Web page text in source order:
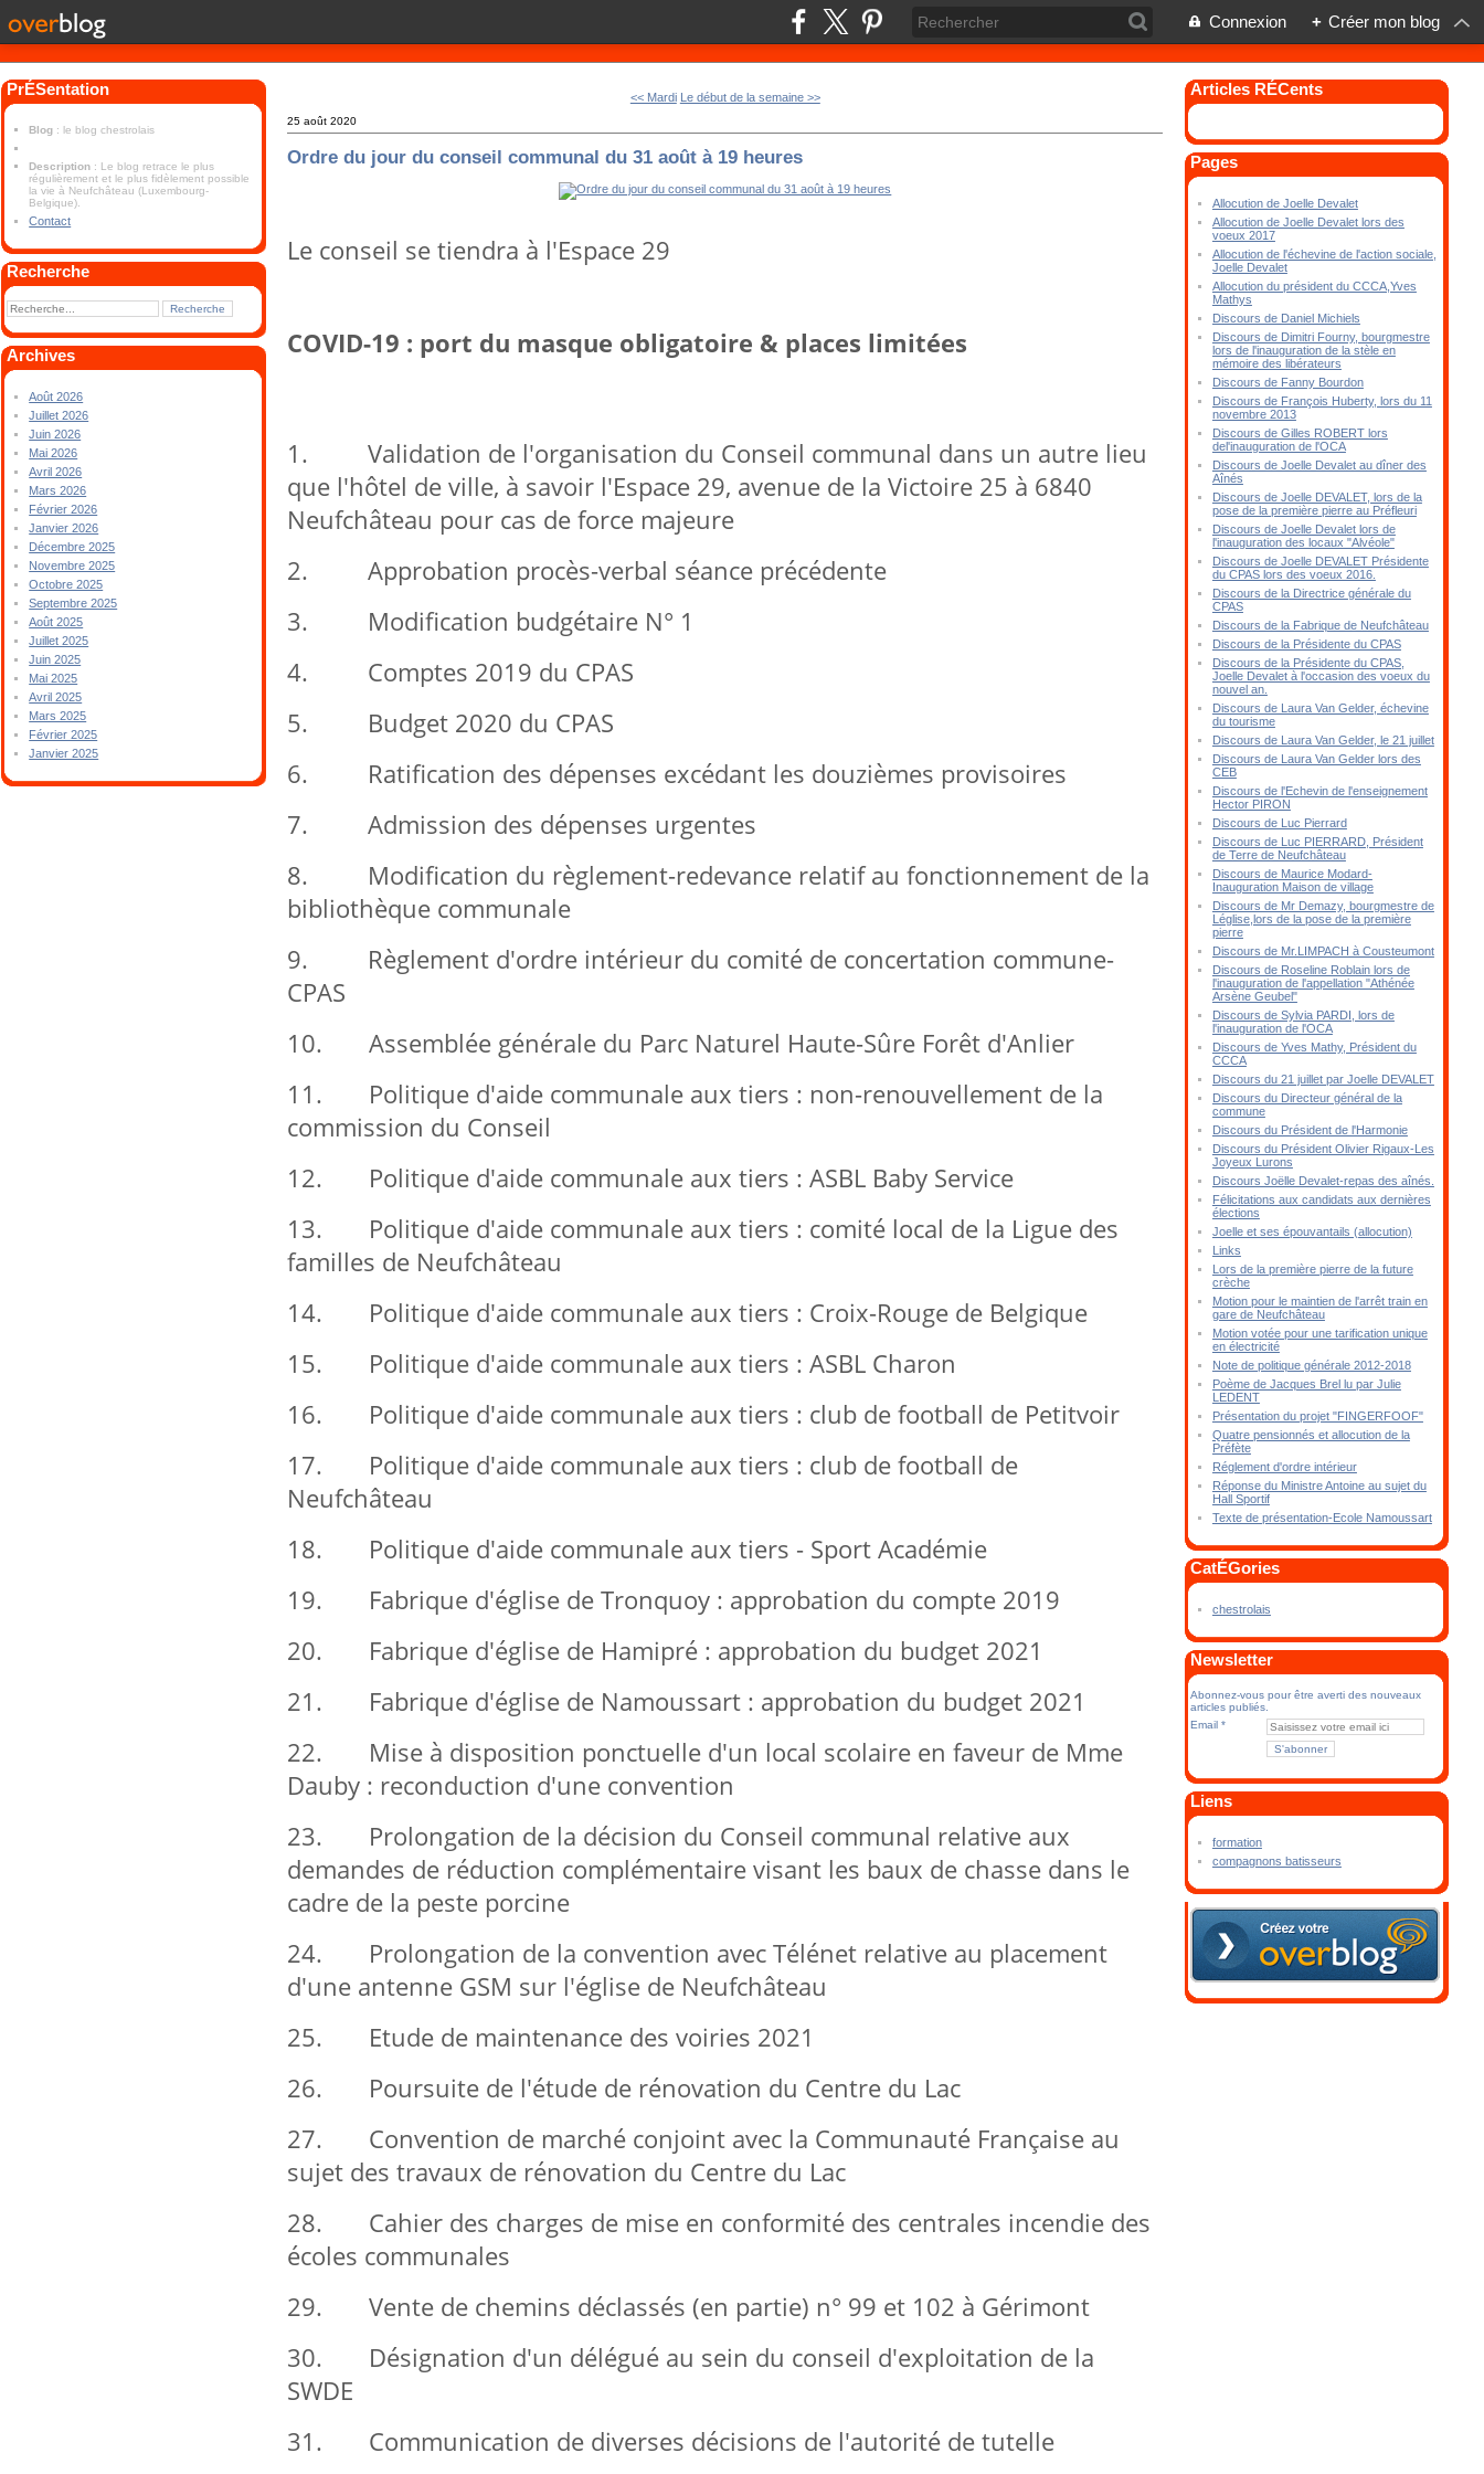
Connexion + Créer mon blog
PrÉSentation
Blog : le blog chestrolais
Description : Le blog retrace le plus
régulièrement et le plus fidèlement possible
la vie à Neufchâteau (Luxembourg-
Belgique).
Contact
Recherche
Archives
Août 2026
Juillet 2026
Juin 2026
Mai 2026
Avril 2026
Mars 2026
Février 2026
Janvier 2026
Décembre 2025
Novembre 2025
Octobre 2025
Septembre 2025
Août 2025
Juillet 2025
Juin 2025
Mai 2025
Avril 2025
Mars 2025
Février 2025
Janvier 2025
<< Mardi Le début de la semaine >>
25 août 2020
Ordre du jour du conseil communal du 31 août à 19 heures
Le conseil se tiendra à l'Espace 29
COVID-19 : port du masque obligatoire & places limitées
1. Validation de l'organisation du Conseil communal dans un autre lieu
que l'hôtel de ville, à savoir l'Espace 29, avenue de la Victoire 25 à 6840
Neufchâteau pour cas de force majeure
2. Approbation procès-verbal séance précédente
3. Modification budgétaire N° 1
4. Comptes 2019 du CPAS
5. Budget 2020 du CPAS
6. Ratification des dépenses excédant les douzièmes provisoires
7. Admission des dépenses urgentes
8. Modification du règlement-redevance relatif au fonctionnement de la
bibliothèque communale
9. Règlement d'ordre intérieur du comité de concertation commune-
CPAS
10. Assemblée générale du Parc Naturel Haute-Sûre Forêt d'Anlier
11. Politique d'aide communale aux tiers : non-renouvellement de la
commission du Conseil
12. Politique d'aide communale aux tiers : ASBL Baby Service
13. Politique d'aide communale aux tiers : comité local de la Ligue des
familles de Neufchâteau
14. Politique d'aide communale aux tiers : Croix-Rouge de Belgique
15. Politique d'aide communale aux tiers : ASBL Charon
16. Politique d'aide communale aux tiers : club de football de Petitvoir
17. Politique d'aide communale aux tiers : club de football de
Neufchâteau
18. Politique d'aide communale aux tiers - Sport Académie
19. Fabrique d'église de Tronquoy : approbation du compte 2019
20. Fabrique d'église de Hamipré : approbation du budget 2021
21. Fabrique d'église de Namoussart : approbation du budget 2021
22. Mise à disposition ponctuelle d'un local scolaire en faveur de Mme
Dauby : reconduction d'une convention
23. Prolongation de la décision du Conseil communal relative aux
demandes de réduction complémentaire visant les baux de chasse dans le
cadre de la peste porcine
24. Prolongation de la convention avec Télénet relative au placement
d'une antenne GSM sur l'église de Neufchâteau
25. Etude de maintenance des voiries 2021
26. Poursuite de l'étude de rénovation du Centre du Lac
27. Convention de marché conjoint avec la Communauté Française au
sujet des travaux de rénovation du Centre du Lac
28. Cahier des charges de mise en conformité des centrales incendie des
écoles communales
29. Vente de chemins déclassés (en partie) n° 99 et 102 à Gérimont
30. Désignation d'un délégué au sein du conseil d'exploitation de la
SWDE
31. Communication de diverses décisions de l'autorité de tutelle
Articles RÉCents
Pages
Allocution de Joelle Devalet
Allocution de Joelle Devalet lors des
voeux 2017
Allocution de l'échevine de l'action sociale,
Joelle Devalet
Allocution du président du CCCA,Yves
Mathys
Discours de Daniel Michiels
Discours de Dimitri Fourny, bourgmestre
lors de l'inauguration de la stèle en
mémoire des libérateurs
Discours de Fanny Bourdon
Discours de François Huberty, lors du 11
novembre 2013
Discours de Gilles ROBERT lors
del'inauguration de l'OCA
Discours de Joelle Devalet au dîner des
Aînés
Discours de Joelle DEVALET, lors de la
pose de la première pierre au Préfleuri
Discours de Joelle Devalet lors de
l'inauguration des locaux "Alvéole"
Discours de Joelle DEVALET Présidente
du CPAS lors des voeux 2016.
Discours de la Directrice générale du
CPAS
Discours de la Fabrique de Neufchâteau
Discours de la Présidente du CPAS
Discours de la Présidente du CPAS,
Joelle Devalet à l'occasion des voeux du
nouvel an.
Discours de Laura Van Gelder, échevine
du tourisme
Discours de Laura Van Gelder, le 21 juillet
Discours de Laura Van Gelder lors des
CEB
Discours de l'Echevin de l'enseignement
Hector PIRON
Discours de Luc Pierrard
Discours de Luc PIERRARD, Président
de Terre de Neufchâteau
Discours de Maurice Modard-
Inauguration Maison de village
Discours de Mr Demazy, bourgmestre de
Léglise,lors de la pose de la première
pierre
Discours de Mr.LIMPACH à Cousteumont
Discours de Roseline Roblain lors de
l'inauguration de l'appellation "Athénée
Arsène Geubel"
Discours de Sylvia PARDI, lors de
l'inauguration de l'OCA
Discours de Yves Mathy, Président du
CCCA
Discours du 21 juillet par Joelle DEVALET
Discours du Directeur général de la
commune
Discours du Président de l'Harmonie
Discours du Président Olivier Rigaux-Les
Joyeux Lurons
Discours Joëlle Devalet-repas des aînés.
Félicitations aux candidats aux dernières
élections
Joelle et ses épouvantails (allocution)
Links
Lors de la première pierre de la future
crèche
Motion pour le maintien de l'arrêt train en
gare de Neufchâteau
Motion votée pour une tarification unique
en électricité
Note de politique générale 2012-2018
Poème de Jacques Brel lu par Julie
LEDENT
Présentation du projet "FINGERFOOF"
Quatre pensionnés et allocution de la
Préfète
Réglement d'ordre intérieur
Réponse du Ministre Antoine au sujet du
Hall Sportif
Texte de présentation-Ecole Namoussart
CatÉGories
chestrolais
Newsletter
Abonnez-vous pour être averti des nouveaux
articles publiés.
Email
Liens
formation
compagnons batisseurs